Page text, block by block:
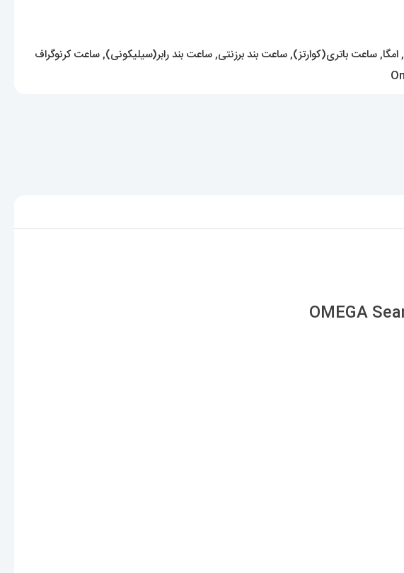
,امگا,ساعت باتری(کوارتز),ساعت بند برزنتی,ساعت بند رابر(سیلیکونی),ساعت کرنوگراف